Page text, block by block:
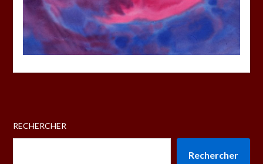
RECHERCHER
Rechercher